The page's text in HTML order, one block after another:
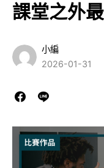
課堂之外
小編
2026-01-31